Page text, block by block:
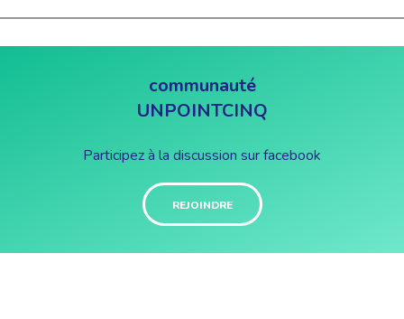
communauté
UNPOINTCINQ
Participez à la discussion sur facebook
REJOINDRE